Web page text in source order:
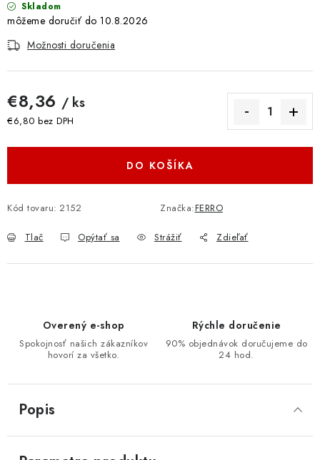
Skladom
10.8.2026
Možnosti doručenia
€8,36 / ks
€6,80 bez DPH
DO KOŠÍKA
Kód tovaru: 2152 Značka:FERRO
Tlač Opýtať sa Strážiť Zdieľať
Overený e-shop
Spokojnosť našich zákazníkov
hovorí za všetko.
Rýchle doručenie
90% objednávok doručujeme do
24 hod.
Popis